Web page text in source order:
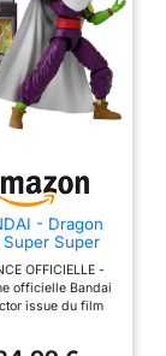
- Dragon
Super Super
Star 17 cm -
- Licence
Dragon Ball
- Jouet
OFFICIELLE -
officielle Bandai
issue du film